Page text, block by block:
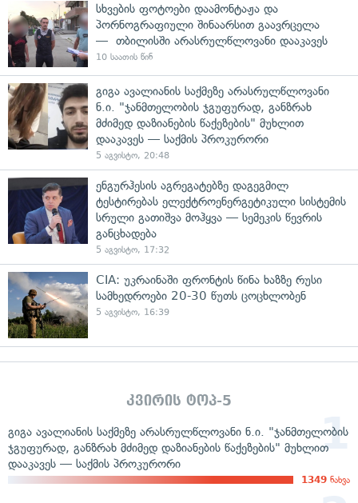
სხვების ფოტოები დაამონტაჟა და
პორნოგრაფიული შინაარსით გაავრცელა
— თბილისში არასრულწლოვანი დააკავეს
10 საათის წინ
გიგა ავალიანის საქმეზე არასრულწლოვანი
ნ.ი. "ჯანმთელობის ჯგუფურად, განზრახ
მძიმედ დაზიანების წაქეზების" მუხლით
დააკავეს — საქმის პროკურორი
5 აგვისტო, 20:48
ენგურჰესის აგრეგატებზე დაგეგმილ
ტესტირებას ელექტროენერგეტიკული სისტემის
სრული გათიშვა მოჰყვა — სემეკის წევრის
განცხადება
5 აგვისტო, 17:32
CIA: უკრაინაში ფრონტის წინა ხაზზე რუსი
სამხედროები 20-30 წუთს ცოცხლობენ
5 აგვისტო, 16:39
კვირის ტოპ-5
გიგა ავალიანის საქმეზე არასრულწლოვანი ნ.ი. "ჯანმთელობის
ჯგუფურად, განზრახ მძიმედ დაზიანების წაქეზების" მუხლით
დააკავეს — საქმის პროკურორი
1349 ნახვა